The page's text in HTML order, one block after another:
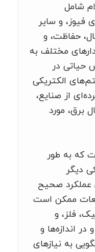
شامل
فیوز، و سایر
حفاظت، و
مختلف به
حیاتی در
الکتریکی
از صنایع،
برق، مورد
که به طور
دیگر
عملکرد صحیح
ممکن است
فلز، و
اندازه‌ها و
به نیازهای